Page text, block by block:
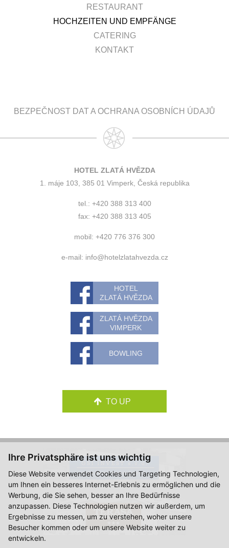
Ihre Privatsphäre ist uns wichtig
Diese Website verwendet Cookies und Targeting Technologien,
um Ihnen ein besseres Internet-Erlebnis zu ermöglichen und die
Werbung, die Sie sehen, besser an Ihre Bedürfnisse
anzupassen. Diese Technologien nutzen wir außerdem, um
Ergebnisse zu messen, um zu verstehen, woher unsere
Besucher kommen oder um unsere Website weiter zu
entwickeln.
RESTAURANT
HOCHZEITEN UND EMPFÄNGE
CATERING
KONTAKT
BEZPEČNOST DAT A OCHRANA OSOBNÍCH ÚDAJŮ
HOTEL ZLATÁ HVĚZDA
1. máje 103, 385 01 Vimperk, Česká republika
tel.: +420 388 313 400
fax: +420 388 313 405
mobil: +420 776 376 300
e-mail: info@hotelzlatahvezda.cz
HOTEL
ZLATÁ HVĚZDA
ZLATÁ HVĚZDA
VIMPERK
BOWLING
TO UP